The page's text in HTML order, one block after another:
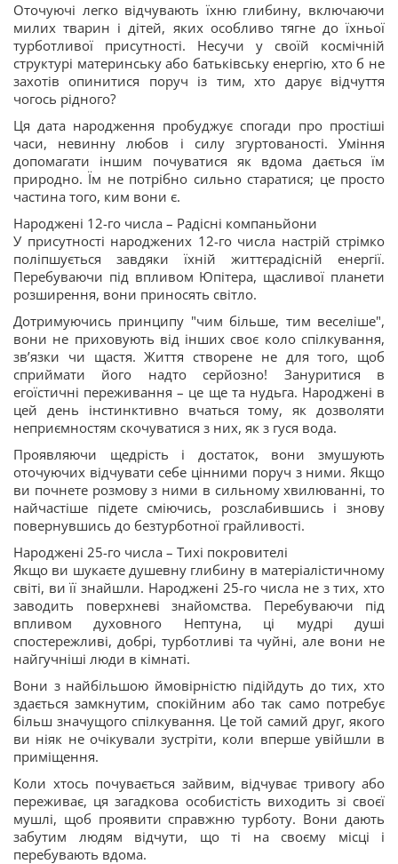
Оточуючі легко відчувають їхню глибину, включаючи
милих тварин і дітей, яких особливо тягне до їхньої
турботливої присутності. Несучи у своїй космічній
структурі материнську або батьківську енергію, хто б не
захотів опинитися поруч із тим, хто дарує відчуття
чогось рідного?
Ця дата народження пробуджує спогади про простіші
часи, невинну любов і силу згуртованості. Уміння
допомагати іншим почуватися як вдома дається їм
природно. Їм не потрібно сильно старатися; це просто
частина того, ким вони є.
Народжені 12-го числа – Радісні компаньйони
У присутності народжених 12-го числа настрій стрімко
поліпшується завдяки їхній життєрадісній енергії.
Перебуваючи під впливом Юпітера, щасливої планети
розширення, вони приносять світло.
Дотримуючись принципу "чим більше, тим веселіше",
вони не приховують від інших своє коло спілкування,
зв’язки чи щастя. Життя створене не для того, щоб
сприймати його надто серйозно! Зануритися в
егоїстичні переживання – це ще та нудьга. Народжені в
цей день інстинктивно вчаться тому, як дозволяти
неприємностям скочуватися з них, як з гуся вода.
Проявляючи щедрість і достаток, вони змушують
оточуючих відчувати себе цінними поруч з ними. Якщо
ви почнете розмову з ними в сильному хвилюванні, то
найчастіше підете сміючись, розслабившись і знову
повернувшись до безтурботної грайливості.
Народжені 25-го числа – Тихі покровителі
Якщо ви шукаєте душевну глибину в матеріалістичному
світі, ви її знайшли. Народжені 25-го числа не з тих, хто
заводить поверхневі знайомства. Перебуваючи під
впливом духовного Нептуна, ці мудрі душі
спостережливі, добрі, турботливі та чуйні, але вони не
найгучніші люди в кімнаті.
Вони з найбільшою ймовірністю підійдуть до тих, хто
здається замкнутим, спокійним або так само потребує
більш значущого спілкування. Це той самий друг, якого
ви ніяк не очікували зустріти, коли вперше увійшли в
приміщення.
Коли хтось почувається зайвим, відчуває тривогу або
переживає, ця загадкова особистість виходить зі своєї
мушлі, щоб проявити справжню турботу. Вони дають
забутим людям відчути, що ті на своєму місці і
перебувають вдома.